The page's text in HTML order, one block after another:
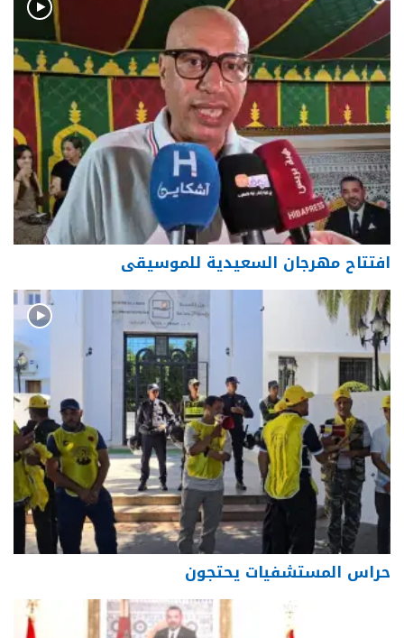
افتتاح مهرجان السعيدية للموسيقى
حراس المستشفيات يحتجون